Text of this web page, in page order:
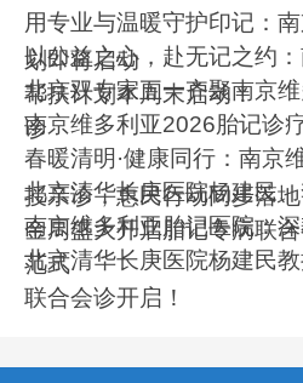
用专业与温暖守护印记：
划即将启动
以公益之心，赴无记之约
帮扶计划本周末启动！
北京双专家五一齐聚南京
诊
南京维多利亚2026胎记诊
春暖清明·健康同行：南京
授亲诊，惠民行动同步落地
北京清华长庚医院杨建民
金周盛大开启胎记专病联
南京维多利亚胎记医院：
范式
北京清华长庚医院杨建民
联合会诊开启！